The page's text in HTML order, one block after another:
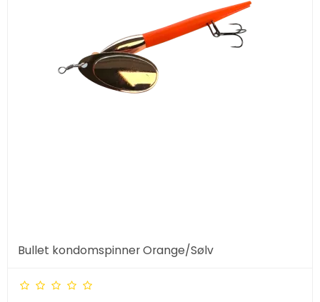
Bullet kondomspinner Orange/Sølv